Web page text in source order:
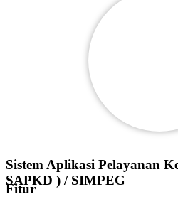
Sistem Aplikasi Pelayanan
SAPKD ) / SIMPEG
Fitur